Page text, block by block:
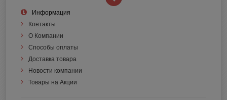
Информация
Контакты
О Компании
Способы оплаты
Доставка товара
Новости компании
Товары на Акции